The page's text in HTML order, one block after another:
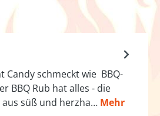
Candy schmeckt wie BBQ-
BBQ Rub hat alles - die
süß und herzha… Mehr